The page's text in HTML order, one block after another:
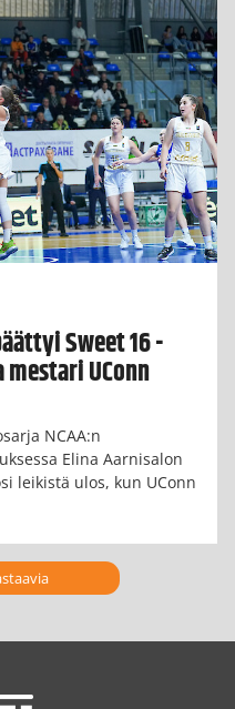
Sweet 16 -
UConn
NCAA:n
Elina Aarnisalon
leikistä ulos, kun UConn